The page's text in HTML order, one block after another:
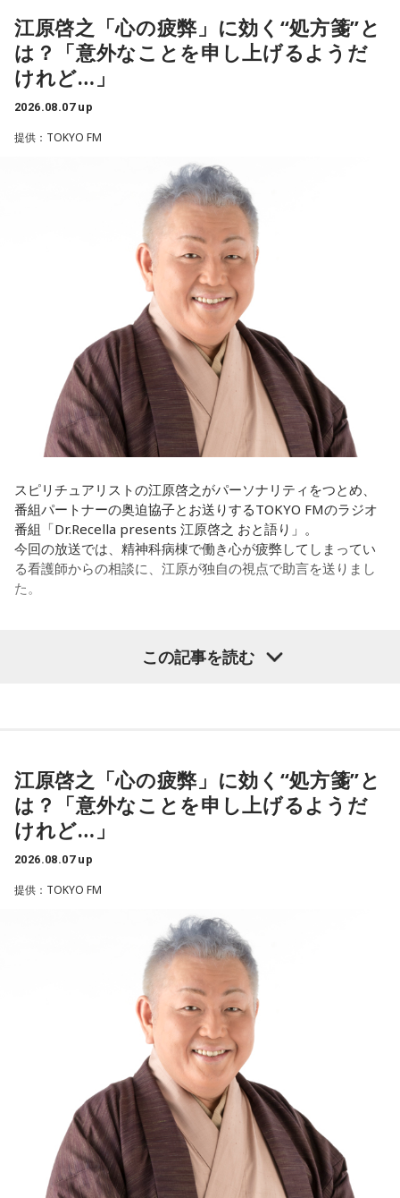
した作品なんですけど、まずは原作を読みました。それで、0
から1にするときに、心のなかで薪をくべて火種を燃やしてい
く。そして、風が吹いてめちゃめちゃ燃えていくみたいな。
そういったものを絶やさずに「自分だけでやっていくぞ！」
みたいな気持ちと、私がお家で音楽を作っているとき
で、今回はアニメのエンディングテーマとして曲を書かせて
もらったんですけど、結構パーソナルな部分が出た作品にな
遠山：自分自身の内面をすごく辿って探っている曲ですよ
ほのか：はい。私は「自分自身を分かってみたい」という気
持ちで作品を作っていて、もしかしたら皆さんも何かを作る
ときって、自分自身を分かってみたいから作るんじゃないか
なと思って、そういう曲を作りました。
遠山：海ちゃんはどうですか？
海：アニメでは、マンガ大好きな女の子が、同人誌とかを売
るようなイベントに行って「自分でも描けるんだ！」と思っ
て、そこから自分で描き始めるんですけど、それが私自身の
「あ、自分もバンドできるんだ」みたいな、そういうときの
ワクワク感のようなものが、いろんな不安や葛藤を飛び越え
ちゃうみたいな、そういうバイタリティのある曲だなと思い
ます。歌詞は自分と向き合っている部分も結構あるんですけ
ど、音像がかなり爽やかなので、そういうものを飛び越えて
次回8月8日（土）の放送は、シンガーソングライター・バー
※放送エリア外の方は、プレミアム会員の登録でご利用いた
だけます。
----------------------------------------------------
＜番組概要＞
番組名：JA全農 COUNTDOWN JAPAN
放送エリア：TOKYO FMをはじめとする、JFN全国38局ネッ
放送日時：毎週土曜 13:00～13:53
パーソナリティ：遠山大輔（グランジ）、潮紗理菜
https://www.tfm.co.jp/countdownjapan/
◆“真逆な作り方”で楽曲制作
リーガルリリーは高校在学時から注目を集め、国内大型ロッ
た世界最大級の音楽フェスティバル「SXSW（サウス・バイ・
サウスウエスト）」の出演や中国ツアーの開催など、海外で
のライブも経験。そのほか、2019年公開の映画「惡の華」で
は主題歌と劇中歌を担当し、今年4月から放送されたテレビド
ラマ版「惡の華」では、たかはしほのかさんが劇伴を担当。
そして、今秋には初のアジアツアーの開催が決定していま
遠山：僕は「惡の華」が好きで、（テレビドラマ版ではW主
演の）あのちゃんと鈴木福くんがめちゃくちゃ素晴らしかっ
たですけど、そういうドラマの音楽って、どう作っていく
ほのか：私も今回初めて関わらせてもらったんですけど、今
まで作ってきたライブでやる曲やバンドでやる曲の作り方と
は全然違って……ドラマの映像にいかに没頭させるかが重要と
いうか。リーガルリリーでは、音楽を聴いてほしくて作って
いるんですけれど、ドラマの音楽は、映像を観てもらわない
といけないので、逆に聴いてもらったらダメなんですよ。だ
から、音楽を通して真逆な作り方を体験できて、めちゃめち
ゃ面白かったです。
ほのか・海：ありがとうございます。
潮：「コニファー」はテレビアニメ「これ描いて死ね」のエ
ンディングテーマとなっています。
ね？
遠山：この楽曲はどこから作り始めました？
ほのか：「これ描いて死ね」は、マンガを描くことを題材に
した作品なんですけど、まずは原作を読みました。それで、0
から1にするときに、心のなかで薪をくべて火種を燃やしてい
く。そして、風が吹いてめちゃめちゃ燃えていくみたいな。
そういったものを絶やさずに「自分だけでやっていくぞ！」
みたいな気持ちと、私がお家で音楽を作っているとき
の……“色”かな？ その色がすごく一致している部分があったの
で、今回はアニメのエンディングテーマとして曲を書かせて
もらったんですけど、結構パーソナルな部分が出た作品にな
りました。
江原啓之「心の疲弊」に効く“処方箋”と
は？「意外なことを申し上げるようだ
けれど…」
2026.08.07 up
提供：TOKYO FM
スピリチュアリストの江原啓之がパーソナリティをつとめ、
番組パートナーの奥迫協子とお送りするTOKYO FMのラジオ
番組「Dr.Recella presents 江原啓之 おと語り」。
今回の放送では、精神科病棟で働き心が疲弊してしまってい
る看護師からの相談に、江原が独自の視点で助言を送りまし
た。
れることがあります。病気だからと割り切って仕事に就いて
いるのですが、心が疲れてきています。私生活は充実してお
り、夫と新しく家を建てるためにも仕事は辞められません。
仕事がつらいからこそ私生活が充実する、幸せになるぞとい
の心持ちについてアドバイスをいただけないでしょうか？
――患者からの暴言や暴力に心が折れそうになりながらも、
過酷な現場で奮闘する看護師の相談に対し、江原は「意外な
ことを申し上げるようだけれど……」と前置きした上で、具体
的なアドバイスを提示しました。
江原：私はね、ちょっと意外なことを申し上げるようだけれ
ど、「体力」だと思います。やっぱり、ちゃんと食べて、よ
く寝る。で、やっぱり看護師さんって不規則でしょう？ 夜勤
とかね。いろいろとシフトがあるから、身体のコンディショ
ンを持っていくのがとっても大変だと思うの。
これ、ばかにならなくて、私、いつもフィジカルとスピリチ
ュアルというものは、いつも同じく同等に思わなきゃダメだ
この記事を読む
江原啓之「心の疲弊」に効く“処方箋”と
は？「意外なことを申し上げるようだ
けれど…」
2026.08.07 up
提供：TOKYO FM